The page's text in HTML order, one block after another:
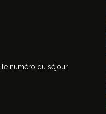
le numéro du séjour